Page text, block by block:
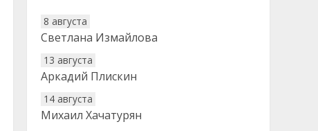
8 августа
Светлана Измайлова
13 августа
Аркадий Плискин
14 августа
Михаил Хачатурян